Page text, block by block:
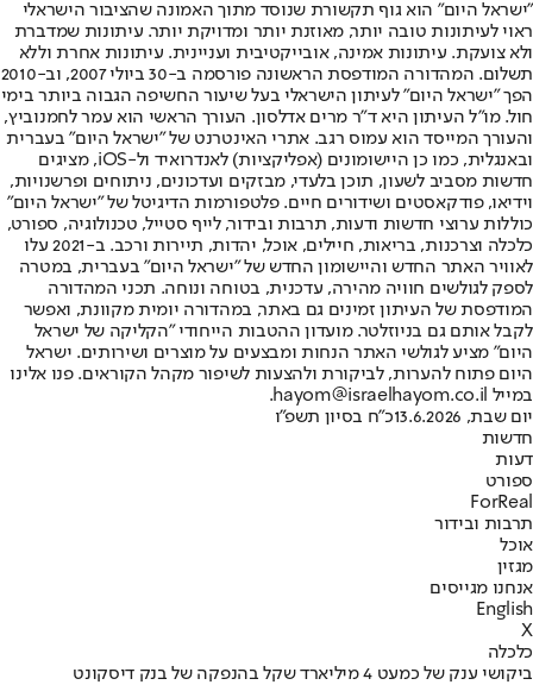
"ישראל היום" הוא גוף תקשורת שנוסד מתוך האמונה שהציבור הישראלי
ראוי לעיתונות טובה יותר, מאוזנת יותר ומדויקת יותר. עיתונות שמדברת
ולא צועקת. עיתונות אמינה, אובייקטיבית ועניינית. עיתונות אחרת וללא
תשלום. המהדורה המודפסת הראשונה פורסמה ב-30 ביולי 2007, וב-2010
הפך "ישראל היום" לעיתון הישראלי בעל שיעור החשיפה הגבוה ביותר בימי
חול. מו"ל העיתון היא ד"ר מרים אדלסון. העורך הראשי הוא עמר לחמנוביץ,
והעורך המייסד הוא עמוס רגב. אתרי האינטרנט של "ישראל היום" בעברית
ובאנגלית, כמו כן היישומונים (אפליקציות) לאנדרואיד ול-iOS, מציגים
חדשות מסביב לשעון, תוכן בלעדי, מבזקים ועדכונים, ניתוחים ופרשנויות,
וידיאו, פודקאסטים ושידורים חיים. פלטפורמות הדיגיטל של "ישראל היום"
כוללות ערוצי חדשות ודעות, תרבות ובידור, לייף סטייל, טכנולוגיה, ספורט,
כלכלה וצרכנות, בריאות, חיילים, אוכל, יהדות, תיירות ורכב. ב-2021 עלו
לאוויר האתר החדש והיישומון החדש של "ישראל היום" בעברית, במטרה
לספק לגולשים חוויה מהירה, עדכנית, בטוחה ונוחה. תכני המהדורה
המודפסת של העיתון זמינים גם באתר, במהדורה יומית מקוונת, ואפשר
לקבל אותם גם בניוזלטר. מועדון ההטבות הייחודי "הקליקה של ישראל
היום" מציע לגולשי האתר הנחות ומבצעים על מוצרים ושירותים. ישראל
היום פתוח להערות, לביקורת ולהצעות לשיפור מקהל הקוראים. פנו אלינו
במייל hayom@israelhayom.co.il.
יום שבת, 13.6.2026
כ"ח בסיון תשפ"ו
חדשות
דעות
ספורט
ForReal
תרבות ובידור
אוכל
מגזין
אנחנו מגייסים
English
X
כלכלה
ביקושי ענק של כמעט 4 מיליארד שקל בהנפקה של בנק דיסקונט